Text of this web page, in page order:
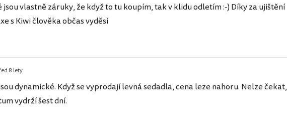
jsou vlastně záruky, že když to tu koupím, tak v klidu odletím :-) Díky za ujištění
s Kiwi člověka občas vyděsí
8 lety
dynamické. Když se vyprodají levná sedadla, cena leze nahoru. Nelze čekat,
vydrží šest dní.